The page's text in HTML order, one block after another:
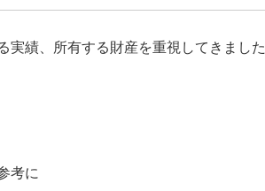
実績、所有する財産を重視してきました
考に